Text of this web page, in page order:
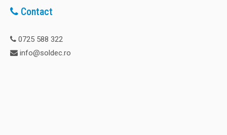
Contact
0725 588 322
info@soldec.ro